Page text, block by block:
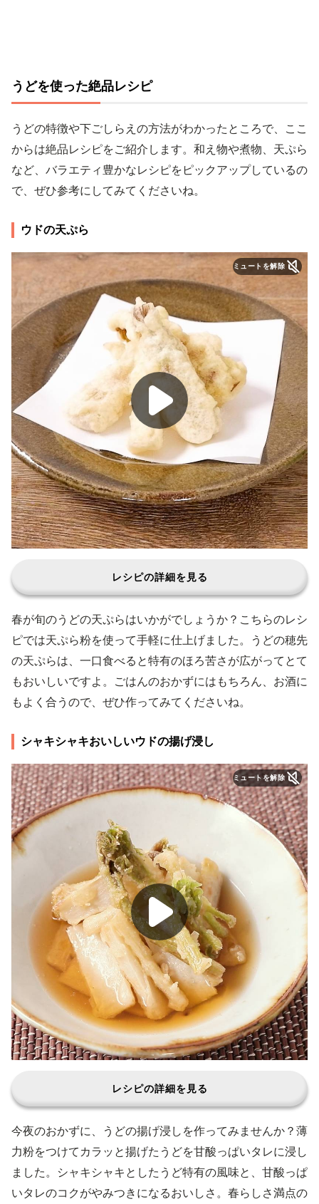
うどを使った絶品レシピ
うどの特徴や下ごしらえの方法がわかったところで、ここ
からは絶品レシピをご紹介します。和え物や煮物、天ぷら
など、バラエティ豊かなレシピをピックアップしているの
で、ぜひ参考にしてみてくださいね。
ウドの天ぷら
ミュートを解除
レシピの詳細を見る
春が旬のうどの天ぷらはいかがでしょうか？こちらのレシ
ピでは天ぷら粉を使って手軽に仕上げました。うどの穂先
の天ぷらは、一口食べると特有のほろ苦さが広がってとて
もおいしいですよ。ごはんのおかずにはもちろん、お酒に
もよく合うので、ぜひ作ってみてくださいね。
シャキシャキおいしいウドの揚げ浸し
ミュートを解除
レシピの詳細を見る
今夜のおかずに、うどの揚げ浸しを作ってみませんか？薄
力粉をつけてカラッと揚げたうどを甘酸っぱいタレに浸し
ました。シャキシャキとしたうど特有の風味と、甘酸っぱ
いタレのコクがやみつきになるおいしさ。春らしさ満点の